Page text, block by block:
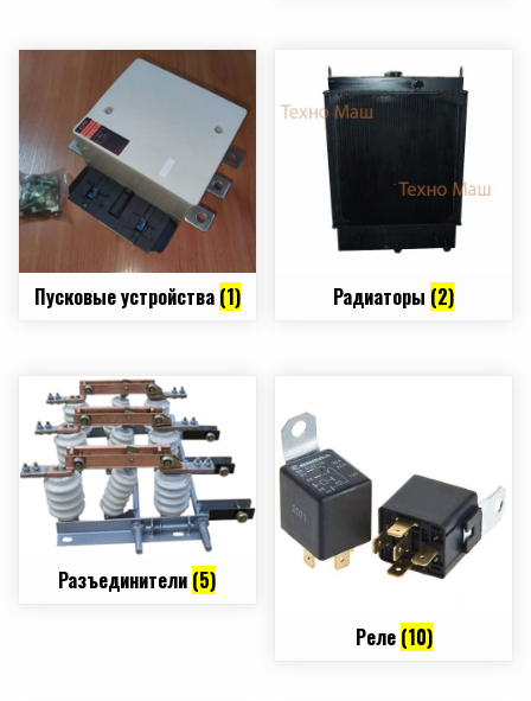
Пусковые устройства (1) Радиаторы (2)
Разъединители (5)
Реле (10)